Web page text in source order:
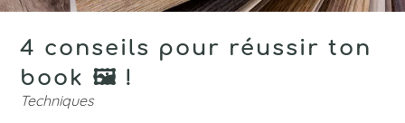
4 conseils pour réussir ton
book 🖼 !
Techniques